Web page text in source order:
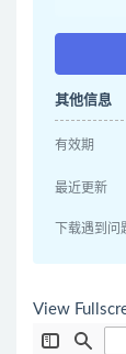
其他信息
有效期
最近更新
下载遇到
View